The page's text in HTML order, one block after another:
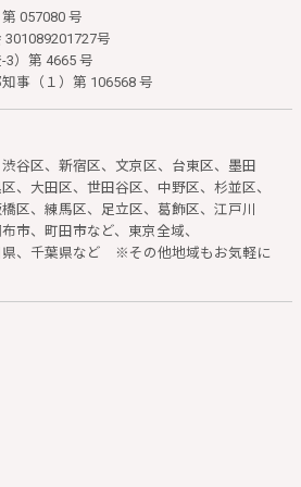
057080 号
号
）第 4665 号
事（１）第 106568 号
谷区、新宿区、文京区、台東区、墨田
、大田区、世田谷区、中野区、杉並区、
区、練馬区、足立区、葛飾区、江戸川
市、町田市など、東京全域、
県、千葉県など ※その他地域もお気軽に